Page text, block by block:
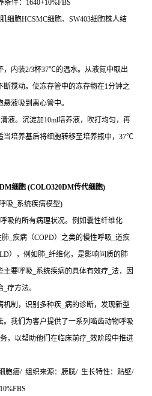
件：1640+10%FBS
细胞HCSMC细胞、SW403细胞株人结
，内装2/3杯37℃的温水。从液氮中取出
断搅动。使冻存管中的冻存物在1分钟之
液吸到离心管中。
液。沉淀加10ml培养液，吹打均匀，再
当培养基后将细胞转移至培养瓶中，37℃
细胞 (COLO320DM传代细胞)
吸_系统疾病模型)
吸的所有病理状况。例如囊性纤维化
肺_疾病（COPD）之类的慢性呼吸_道疾
），例如肺_纤维化，是影响间质的肺
要呼吸_系统疾病的具体有效疗_法，因
疗方法。
制，识别多种疾_病的诊断，发现新型
我们为客户提供了一系列啮齿动物呼吸
，以帮助他们在临床前疗_效阶段中推进
胞癌/ 组织来源：膀胱/ 生长特性：贴壁/